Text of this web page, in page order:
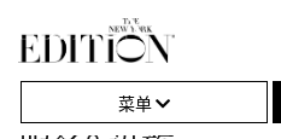
菜单